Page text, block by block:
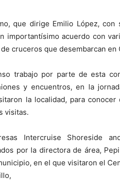
que dirige Emilio López,
importantísimo acuerdo con
cruceros que desembarcan en
trabajo por parte de esta
y encuentros, en la
la localidad, para
visitas.
Intercruise Shoreside
por la directora de área,
en el que visitaron el